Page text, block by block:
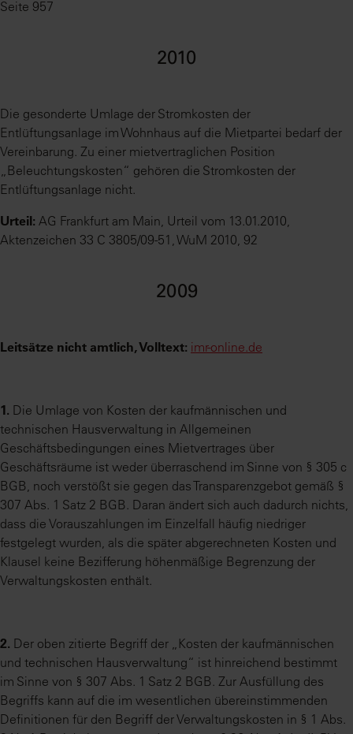
Seite 957
2010
Die gesonderte Umlage der Stromkosten der
Entlüftungsanlage im Wohnhaus auf die Mietpartei bedarf der
Vereinbarung. Zu einer mietvertraglichen Position
„Beleuchtungskosten“ gehören die Stromkosten der
Entlüftungsanlage nicht.
Urteil: AG Frankfurt am Main, Urteil vom 13.01.2010,
Aktenzeichen 33 C 3805/09-51, WuM 2010, 92
2009
Leitsätze nicht amtlich, Volltext: imr-online.de
1. Die Umlage von Kosten der kaufmännischen und
technischen Hausverwaltung in Allgemeinen
Geschäftsbedingungen eines Mietvertrages über
Geschäftsräume ist weder überraschend im Sinne von § 305 c
BGB, noch verstößt sie gegen das Transparenzgebot gemäß §
307 Abs. 1 Satz 2 BGB. Daran ändert sich auch dadurch nichts,
dass die Vorauszahlungen im Einzelfall häufig niedriger
festgelegt wurden, als die später abgerechneten Kosten und
Klausel keine Bezifferung höhenmäßige Begrenzung der
Verwaltungskosten enthält.
2. Der oben zitierte Begriff der „Kosten der kaufmännischen
und technischen Hausverwaltung“ ist hinreichend bestimmt
im Sinne von § 307 Abs. 1 Satz 2 BGB. Zur Ausfüllung des
Begriffs kann auf die im wesentlichen übereinstimmenden
Definitionen für den Begriff der Verwaltungskosten in § 1 Abs.